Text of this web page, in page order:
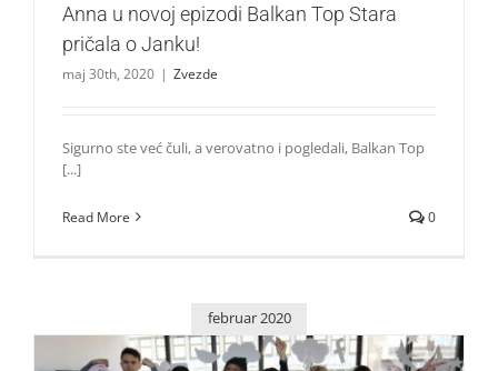
Anna u novoj epizodi Balkan Top Stara
pričala o Janku!
maj 30th, 2020 | Zvezde
Sigurno ste već čuli, a verovatno i pogledali, Balkan Top
[...]
Read More 0
februar 2020